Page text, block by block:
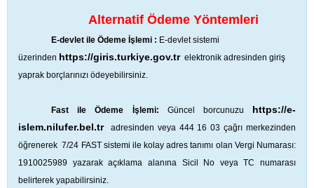
Alternatif Ödeme Yöntemleri
E-devlet ile Ödeme İşlemi : E-devlet sistemi
üzerinden https://giris.turkiye.gov.trelektronik adresinden giriş
yaprak borçlarınızı ödeyebilirsiniz.
Fast ile Ödeme İşlemi: Güncel borcunuzu https://e-
islem.nilufer.bel.tradresinden veya 444 16 03 çağrı merkezinden
öğrenerek 7/24 FAST sistemi ile kolay adres tanımı olan Vergi Numarası:
1910025989 yazarak açıklama alanına Sicil No veya TC numarası
belirterek yapabilirsiniz.